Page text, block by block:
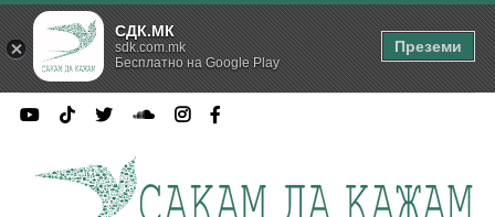
СДК.МК
sdk.com.mk
Бесплатно на Google Play
Преземи